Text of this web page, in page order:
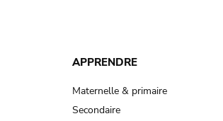
APPRENDRE
Maternelle & primaire
Secondaire